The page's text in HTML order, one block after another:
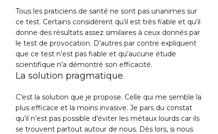
Tous les praticiens de santé ne sont pas unanimes sur
ce test. Certains considèrent qu’il est très fiable et qu’il
donne des résultats assez similaires à ceux donnés par
le test de provocation. D’autres par contre expliquent
que ce test n’est pas fiable et qu’aucune étude
scientifique n’a démontré son efficacité.
La solution pragmatique
C’est la solution que je propose. Celle qui me semble la
plus efficace et la moins invasive. Je pars du constat
qu’il n’est pas possible d’éviter les métaux lourds car ils
se trouvent partout autour de nous. Dès lors, si nous